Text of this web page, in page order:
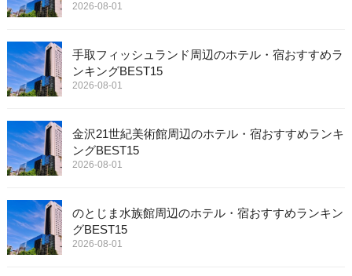
2026-08-01
手取フィッシュランド周辺のホテル・宿おすすめラ
ンキングBEST15
2026-08-01
金沢21世紀美術館周辺のホテル・宿おすすめランキ
ングBEST15
2026-08-01
のとじま水族館周辺のホテル・宿おすすめランキン
グBEST15
2026-08-01